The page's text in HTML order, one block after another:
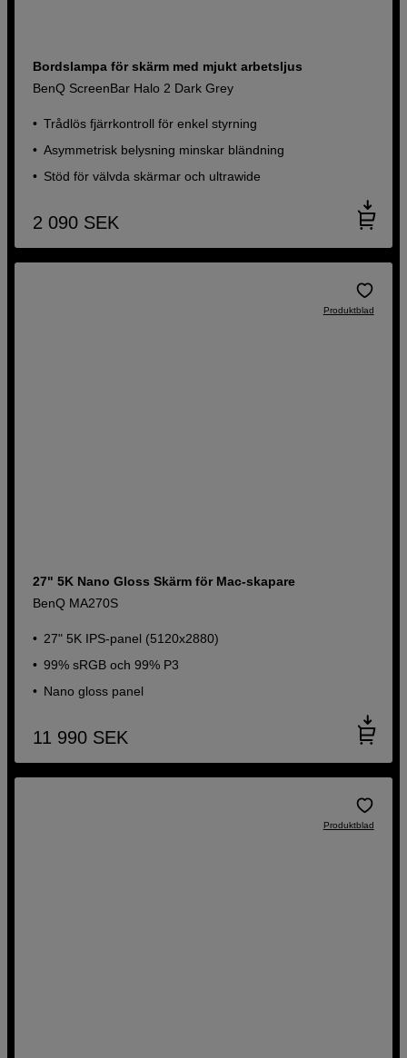
Bordslampa för skärm med mjukt arbetsljus
BenQ ScreenBar Halo 2 Dark Grey
Trådlös fjärrkontroll för enkel styrning
Asymmetrisk belysning minskar bländning
Stöd för välvda skärmar och ultrawide
2 090 SEK
Produktblad
27" 5K Nano Gloss Skärm för Mac-skapare
BenQ MA270S
27" 5K IPS-panel (5120x2880)
99% sRGB och 99% P3
Nano gloss panel
11 990 SEK
Produktblad